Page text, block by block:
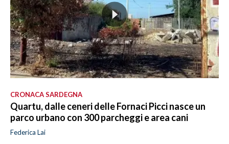
CRONACA SARDEGNA
Quartu, dalle ceneri delle Fornaci Picci nasce un
parco urbano con 300 parcheggi e area cani
Federica Lai